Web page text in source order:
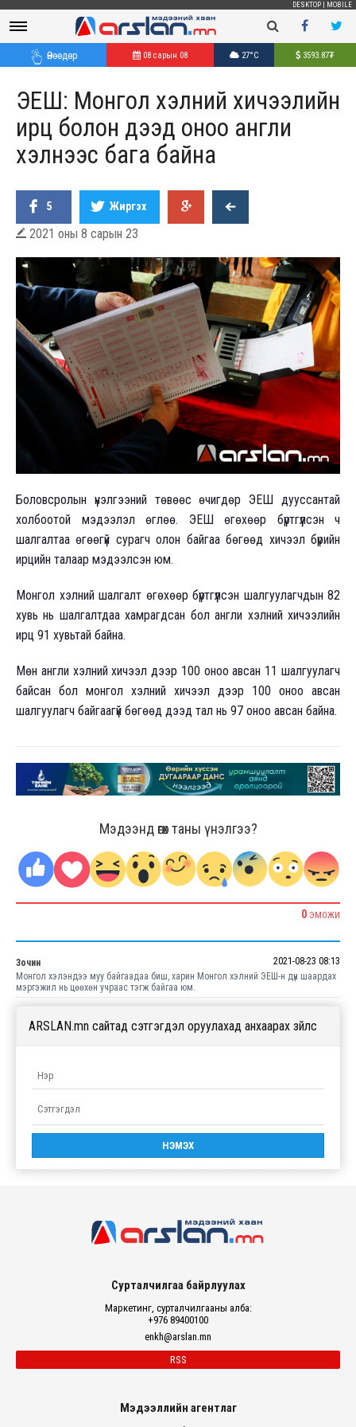
DESKTOP MOBILE
Өнөөдөр 08 сарын 08 27°C 3593.87₮
ЭЕШ: Монгол хэлний хичээлийн
ирц болон дээд оноо англи
хэлнээс бага байна
5 Жиргэх
 2021 оны 8 сарын 23
Боловсролын үнэлгээний төвөөс өчигдөр ЭЕШ дууссантай
холбоотой мэдээлэл өглөө. ЭЕШ өгөхөөр бүртгүүлсэн ч
шалгалтаа өгөөгүй сурагч олон байгаа бөгөөд хичээл бүрийн
ирцийн талаар мэдээлсэн юм.
Монгол хэлний шалгалт өгөхөөр бүртгүүлсэн шалгуулагчдын 82
хувь нь шалгалтдаа хамрагдсан бол англи хэлний хичээлийн
ирц 91 хувьтай байна.
Мөн англи хэлний хичээл дээр 100 оноо авсан 11 шалгуулагч
байсан бол монгол хэлний хичээл дээр 100 оноо авсан
шалгуулагч байгаагүй бөгөөд дээд тал нь 97 оноо авсан байна.
Мэдээнд өгөх таны үнэлгээ?
0 ЭМОЖИ
Зочин
2021-08-23 08:13
Монгол хэлэндээ муу байгаадаа биш, харин Монгол хэлний ЭЕШ-н дүн шаардах
мэргэжил нь цөөхөн учраас тэгж байгаа юм.
ARSLAN.mn сайтад сэтгэгдэл оруулахад анхаарах зүйлс
Сурталчилгаа байрлуулах
Маркетинг, сурталчилгааны алба:
+976 89400100
enkh@arslan.mn
RSS
Мэдээллийн агентлаг